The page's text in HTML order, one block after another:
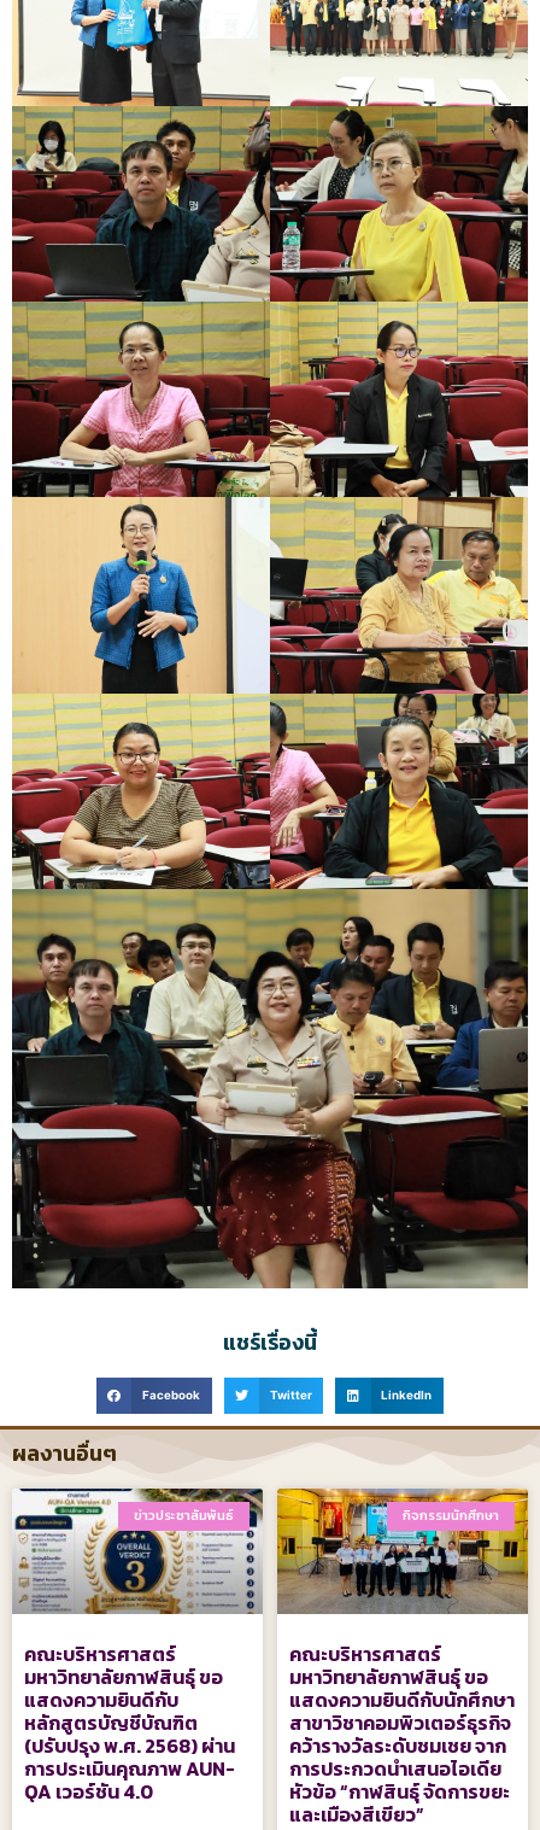
แชร์เรื่องนี้
Facebook Twitter LinkedIn
ผลงานอื่นๆ
ข่าวประชาสัมพันธ์
คณะบริหารศาสตร์
มหาวิทยาลัยกาฬสินธุ์ ขอ
แสดงความยินดีกับ
หลักสูตรบัญชีบัณฑิต
(ปรับปรุง พ.ศ. 2568) ผ่าน
การประเมินคุณภาพ AUN-
QA เวอร์ชัน 4.0
กิจกรรมนักศึกษา
คณะบริหารศาสตร์
มหาวิทยาลัยกาฬสินธุ์ ขอ
แสดงความยินดีกับนักศึกษา
สาขาวิชาคอมพิวเตอร์ธุรกิจ
คว้ารางวัลระดับชมเชย จาก
การประกวดนำเสนอไอเดีย
หัวข้อ “กาฬสินธุ์ จัดการขยะ
และเมืองสีเขียว”